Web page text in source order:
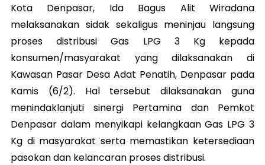
Kota Denpasar, Ida Bagus Alit Wiradana
melaksanakan sidak sekaligus meninjau langsung
proses distribusi Gas LPG 3 Kg kepada
konsumen/masyarakat yang dilaksanakan di
Kawasan Pasar Desa Adat Penatih, Denpasar pada
Kamis (6/2). Hal tersebut dilaksanakan guna
menindaklanjuti sinergi Pertamina dan Pemkot
Denpasar dalam menyikapi kelangkaan Gas LPG 3
Kg di masyarakat serta memastikan ketersediaan
pasokan dan kelancaran proses distribusi.